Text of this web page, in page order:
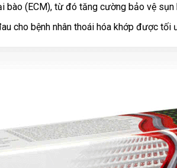
bào (ECM), từ đó tăng cường bảo vệ sụn
cho bệnh nhân thoái hóa khớp được tối